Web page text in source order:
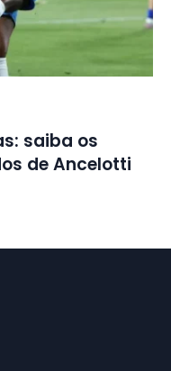
saiba os
de Ancelotti